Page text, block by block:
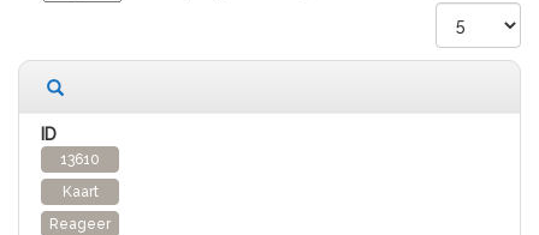
13610
Kaart
Reageer